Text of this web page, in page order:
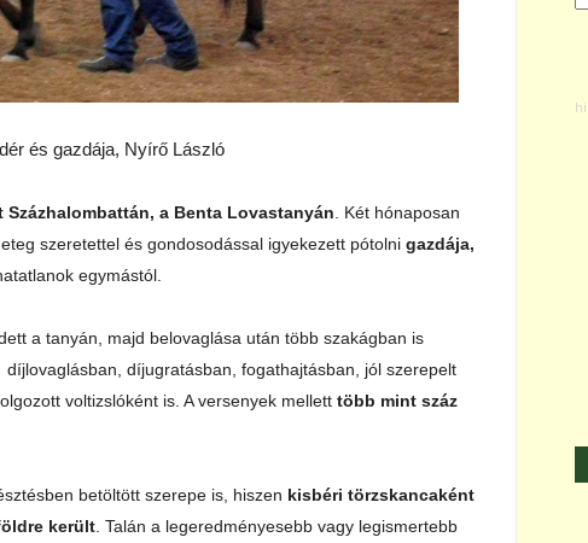
és gazdája, Nyírő László
Százhalombattán, a Benta Lovastanyán . Két hónaposan
szeretettel és gondosodással igyekezett pótolni gazdája,
egymástól.
a tanyán, majd belovaglása után több szakágban is
díjlovaglásban, díjugratásban, fogathajtásban, jól szerepelt
voltizslóként is. A versenyek mellett több mint száz
betöltött szerepe is, hiszen kisbéri törzskancaként
került . Talán a legeredményesebb vagy legismertebb